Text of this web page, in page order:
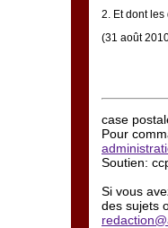
2. Et dont
(31 août
case
Pour
Soutien:
Si vous
des sujets